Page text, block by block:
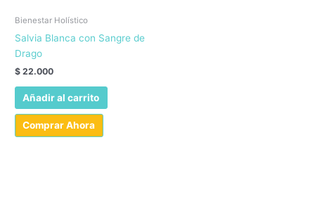
Bienestar Holístico
Salvia Blanca con Sangre de
Drago
$ 22.000
Añadir al carrito
Comprar Ahora